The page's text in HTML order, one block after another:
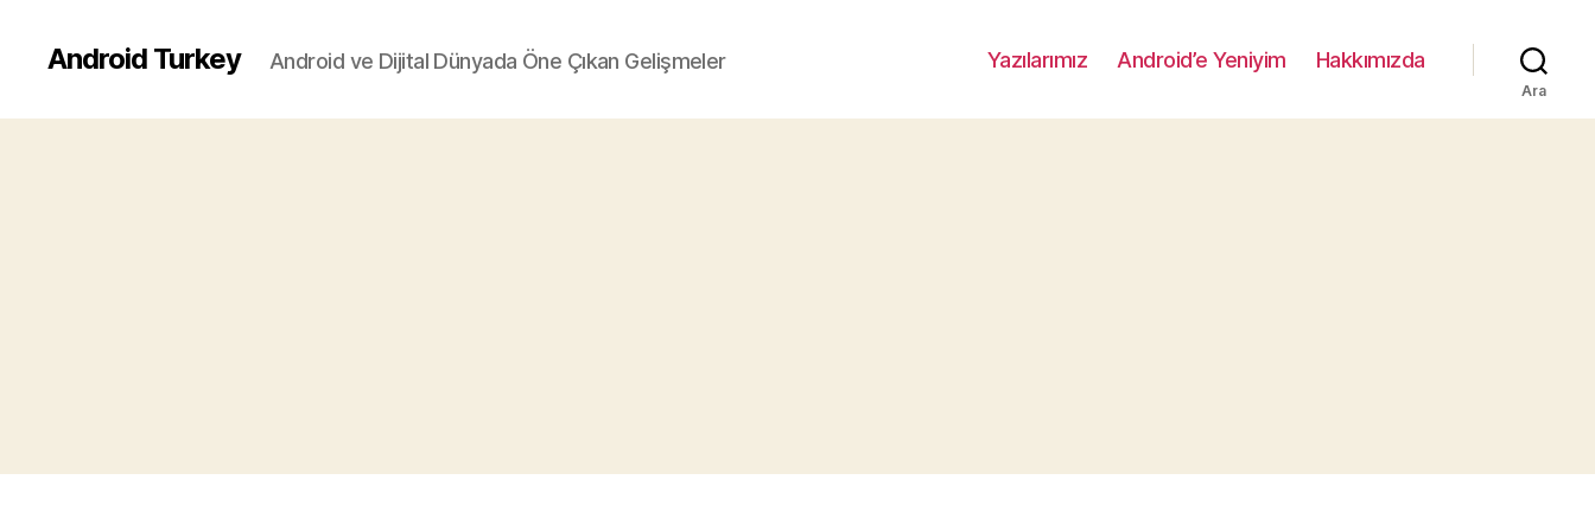
Android Turkey Android ve Dijital Dünyada Öne Çıkan Gelişmeler Yazılarımız Android’e Yeniyim Hakkımızda
Ara